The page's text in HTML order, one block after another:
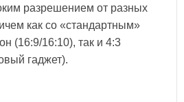
разрешением от разных
как со «стандартным»
(16:9/16:10), так и 4:3
гаджет).